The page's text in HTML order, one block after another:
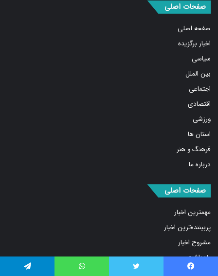
صفحات اصلی
صفحه اصلی
اخبار برگزیده
سیاسی
بین الملل
اجتماعی
اقتصادی
ورزشی
استان ها
فرهنگ و هنر
درباره ما
صفحات اصلی
مهمترین اخبار
پربیننده‌ترین اخبار
مشروح اخبار
یادداشت
روایت روز